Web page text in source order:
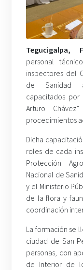
Tegucigalpa,
personal
inspectores del
de Sanidad
capacitados por
Arturo
procedimientos
Dicha
roles de cada
Protección
Nacional de
y el Ministerio
de la flora y
coordinación
La formación se
ciudad de San
personas, con
de Interior de